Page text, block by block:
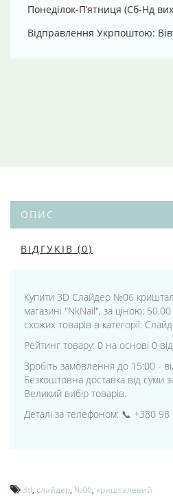
Понеділок-П’ятниця (Сб-Нд
Відправлення Укрпоштою:
ОПИС
ВІДГУКІВ (0)
Купити 3D Слайдер №06
магазині "NkNail", за ціною:
схожих товарів в категорії:
Рейтинг товару: 0 на основі 0
Зробіть замовлення до 15:00 -
Безкоштовна доставка від суми
Великий вибір товарів.
Деталі за телефоном: 📞 +380
3d, слайдер, №06, кришталевий